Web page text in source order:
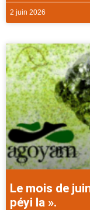
2 juin 2026
Le mois de
péyi la ».